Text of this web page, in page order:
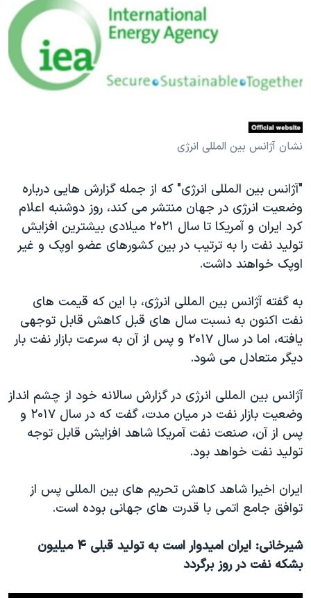
علم و فناوری
انتخابات ریاست جمهوری آمریکا ۲۰۲۴
رمز مهسا
تریبونال مردمی آبان ۹۸
دادگاه حمید نوری
چهل سال گروگان‌گیری
قانون شفافیت دارائی کادر رهبری ایران
اسرائیل در جنگ
نرگس محمدی برنده جایزه نوبل صلح
همایش محافظه‌کاران آمریکا «سی‌پک»
صفحه‌های ویژه
سفر پرزیدنت ترامپ به چین
نشان آژانس بین المللی انرژی
"آژانس بین المللی انرژی" که از جمله گزارش هایی درباره
وضعیت انرژی در جهان منتشر می کند، روز دوشنبه اعلام
کرد ایران و آمریکا تا سال ۲۰۲۱ میلادی بیشترین افزایش
تولید نفت را به ترتیب در بین کشورهای عضو اوپک و غیر
اوپک خواهند داشت.
به گفته آژانس بین المللی انرژی، با این که قیمت های
نفت اکنون به نسبت سال های قبل کاهش قابل توجهی
یافته، اما در سال ۲۰۱۷ و پس از آن به سرعت بازار نفت بار
دیگر متعادل می شود.
آژانس بین المللی انرژی در گزارش سالانه خود از چشم انداز
وضعیت بازار نفت در میان مدت، گفت که در سال ۲۰۱۷ و
پس از آن، صنعت نفت آمریکا شاهد افزایش قابل توجه
تولید نفت خواهد بود.
ایران اخیرا شاهد کاهش تحریم های بین المللی پس از
توافق جامع اتمی با قدرت های جهانی بوده است.
شیرخانی: ایران امیدوار است به تولید قبلی ۴ میلیون
بشکه نفت در روز برگردد